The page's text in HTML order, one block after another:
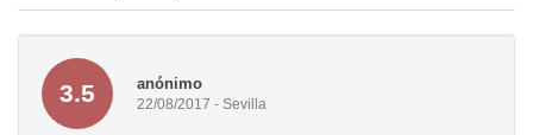
3.5 anónimo
22/08/2017 - Sevilla